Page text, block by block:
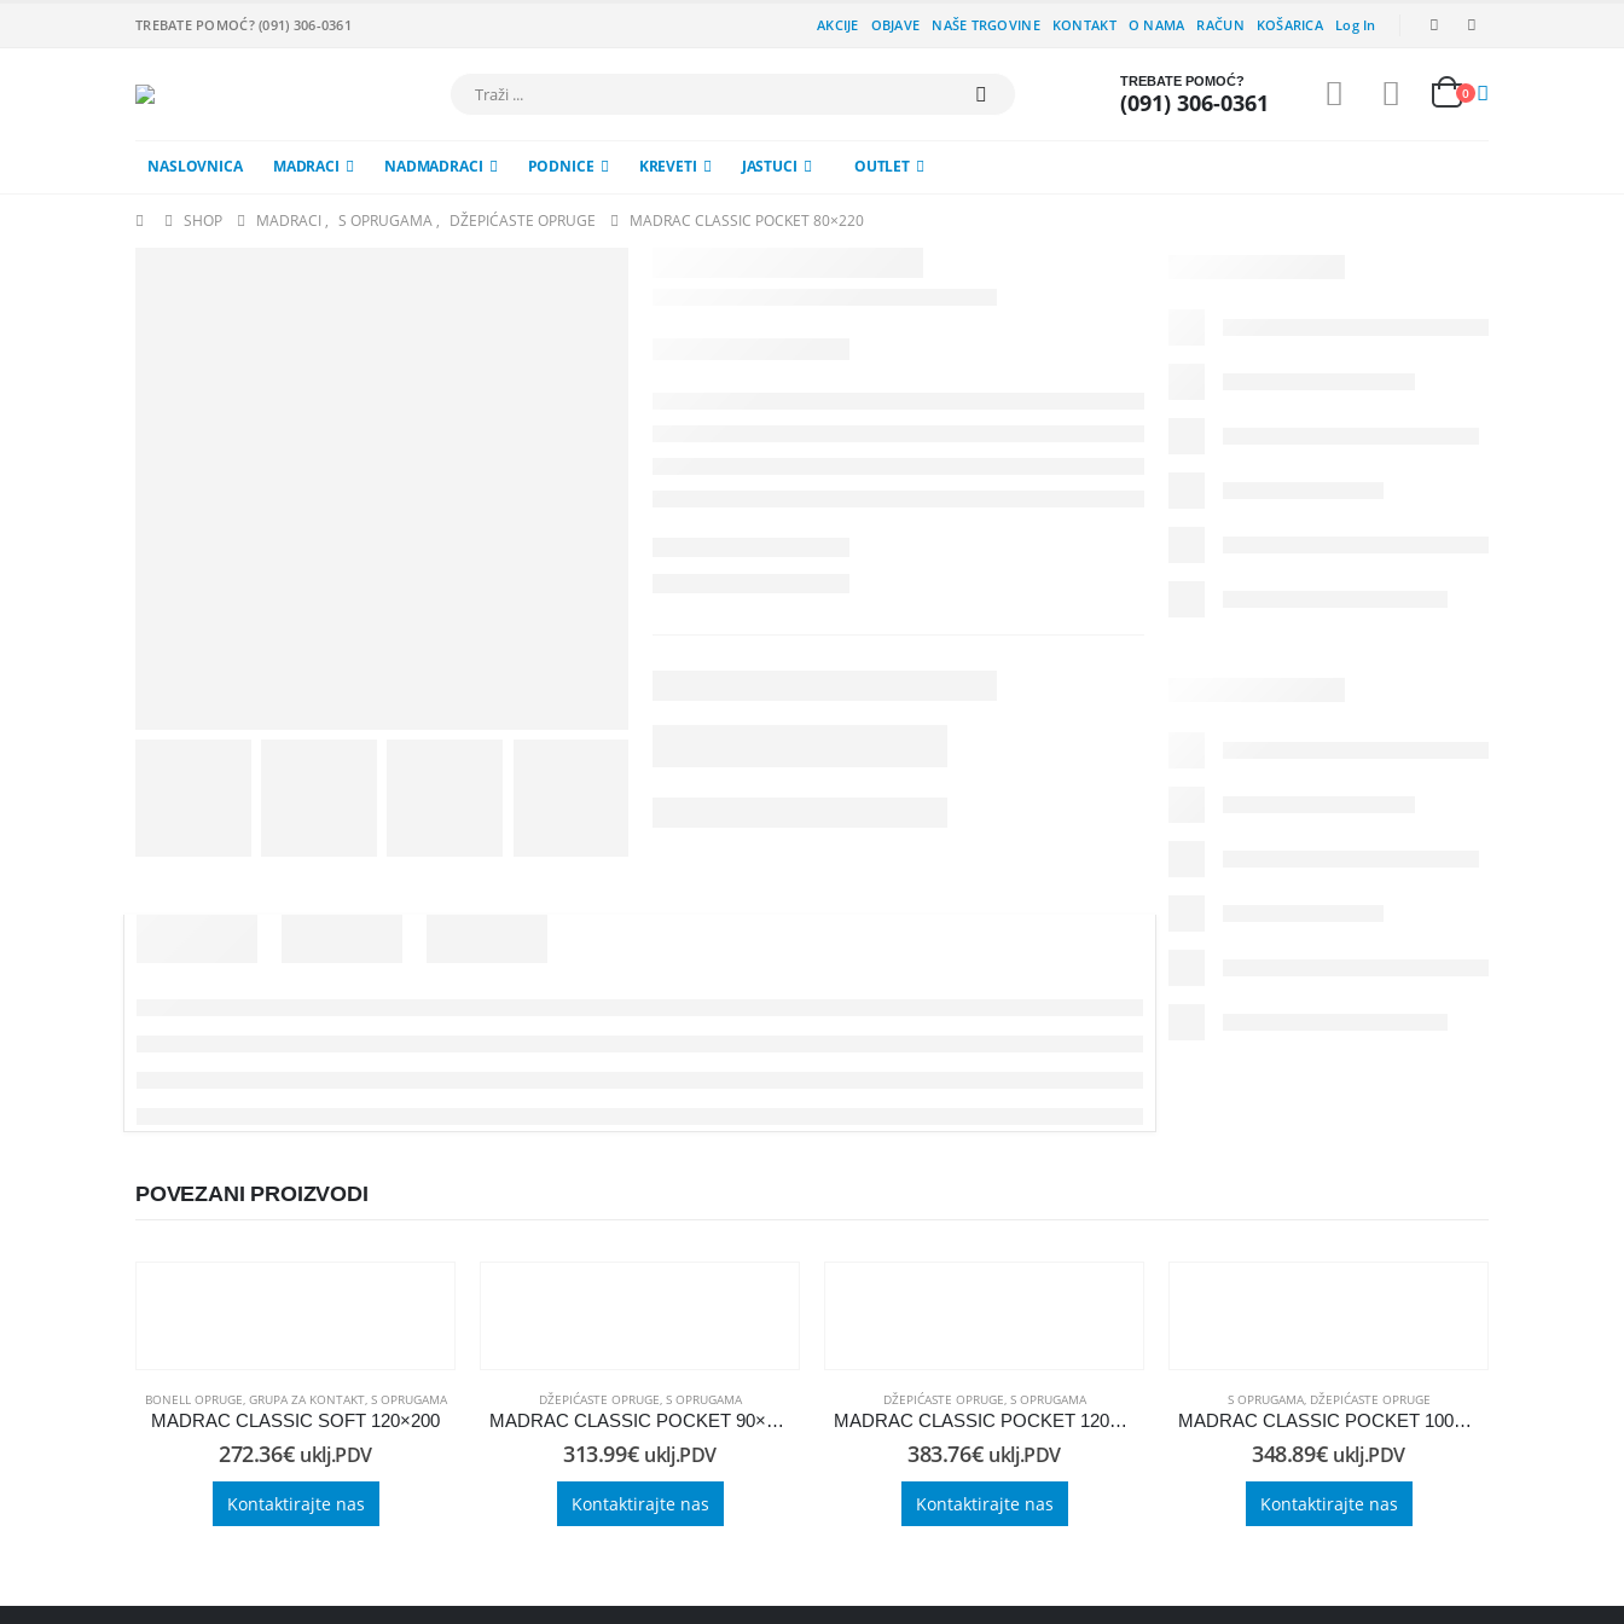
TREBATE POMOĆ? (091) 306-0361 AKCIJE OBJAVE NAŠE TRGOVINE KONTAKT O NAMA RAČUN KOŠARICA Log In
TREBATE POMOĆ?
(091) 306-0361 0
NASLOVNICA MADRACI NADMADRACI PODNICE KREVETI JASTUCI OUTLET
SHOP MADRACI , S OPRUGAMA , DŽEPIĆASTE OPRUGE MADRAC CLASSIC POCKET 80×220
POVEZANI PROIZVODI
BONELL OPRUGE, GRUPA ZA KONTAKT, S OPRUGAMA
MADRAC CLASSIC SOFT 120×200
272.36€ uklj.PDV
Kontaktirajte nas
DŽEPIĆASTE OPRUGE, S OPRUGAMA
MADRAC CLASSIC POCKET 90×220
313.99€ uklj.PDV
Kontaktirajte nas
DŽEPIĆASTE OPRUGE, S OPRUGAMA
MADRAC CLASSIC POCKET 120×210
383.76€ uklj.PDV
Kontaktirajte nas
S OPRUGAMA, DŽEPIĆASTE OPRUGE
MADRAC CLASSIC POCKET 100×220
348.89€ uklj.PDV
Kontaktirajte nas